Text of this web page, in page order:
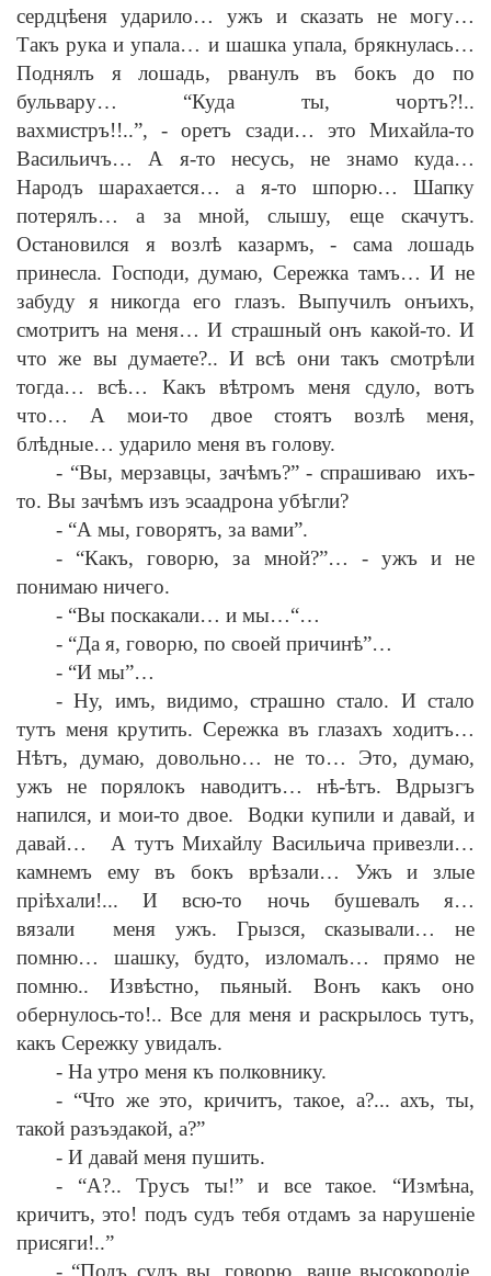
сердцѣеня ударило… ужъ и сказать не могу…
Такъ рука и упала… и шашка упала, брякнулась…
Поднялъ я лошадь, рванулъ въ бокъ до по
бульвару… “Куда ты, чортъ?!..
вахмистръ!!..”,- оретъ сзади… это Михайла-то
Васильичъ… А я-то несусь, не знамо куда…
Народъ шарахается… а я-то шпорю… Шапку
потерялъ… а за мной, слышу, еще скачутъ.
Остановился я возлѣ казармъ, - сама лошадь
принесла. Господи, думаю, Сережка тамъ… И не
забуду я никогда его глазъ. Выпучилъ онъихъ,
смотритъ на меня… И страшный онъ какой-то. И
что же вы думаете?.. И всѣ они такъ смотрѣли
тогда… всѣ… Какъ вѣтромъ меня сдуло, вотъ
что… А мои-то двое стоятъ возлѣменя,
блѣдные… ударило меня въ голову.
- “Вы, мерзавцы, зачѣмъ?”- спрашиваю ихъ-
то. Вы зачѣмъ изъ эсаадрона убѣгли?
- “А мы, говорятъ, за вами”.
- “Какъ, говорю, за мной?”… -ужъ и не
понимаю ничего.
- “Вы поскакали… и мы…“…
- “Да я, говорю, по своей причинѣ”…
- “И мы”…
- Ну, имъ, видимо, страшно стало. И стало
тутъ меня крутить. Сережка въ глазахъ ходитъ…
Нѣтъ, думаю, довольно… не то… Это, думаю,
ужъ не порялокъ наводитъ… нѣ-ѣтъ. Вдрызгъ
напился, и мои-то двое. Водки купили и давай, и
давай… А тутъ Михайлу Васильича привезли…
камнемъ ему въ бокъ врѣзали… Ужъ и злые
прiѣхали!... И всю-то ночь бушевалъ я…
вязали меня ужъ. Грызся, сказывали… не
помню… шашку, будто, изломалъ… прямо не
помню.. Извѣстно, пьяный. Вонъ какъ оно
обернулось-то!.. Все для меня и раскрылось тутъ,
какъ Сережку увидалъ.
- На утро меня къ полковнику.
- “Что же это, кричитъ, такое, а?... ахъ, ты,
такой разъэдакой, а?”
- И давай меня пушить.
- “А?.. Трусъ ты!” и все такое. “Измѣна,
кричитъ, это! подъ судъ тебя отдамъ за нарушенiе
присяги!..”
- “Подъ судъ вы, говорю, ваше высокородiе,